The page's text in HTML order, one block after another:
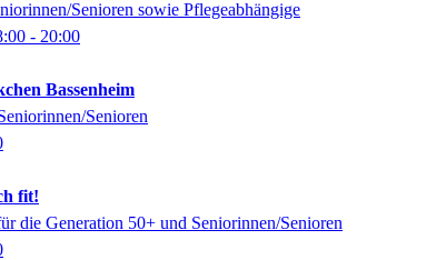
Senioren sowie Pflegeabhängige
- 20:00
Bassenheim
Senioren
fit!
die Generation 50+ und Seniorinnen/Senioren